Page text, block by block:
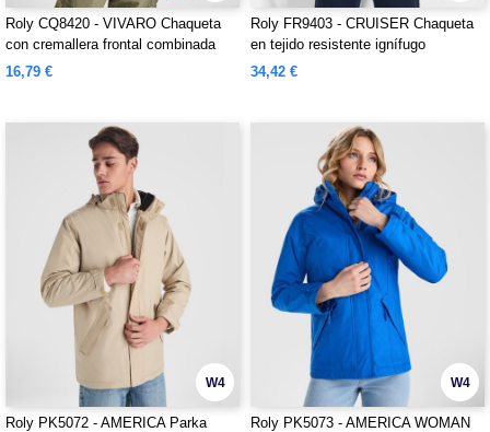
Roly CQ8420 - VIVARO Chaqueta
con cremallera frontal combinada
unisex
16,79 €
Roly FR9403 - CRUISER Chaqueta
en tejido resistente ignífugo
34,42 €
W4
Roly PK5072 - AMERICA Parka
W4
Roly PK5073 - AMERICA WOMAN